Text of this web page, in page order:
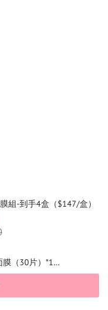
組-到手4盒（$147/盒）
（30片）*1
膜（30片）*1
（30片）*1